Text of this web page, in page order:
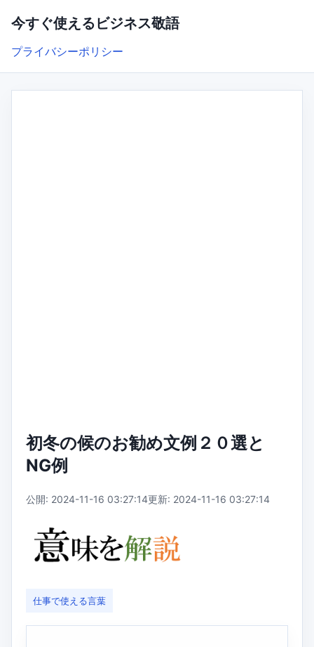
今すぐ使えるビジネス敬語
プライバシーポリシー
初冬の候のお勧め文例２０選と
NG例
公開: 2024-11-16 03:27:14更新: 2024-11-16 03:27:14
仕事で使える言葉